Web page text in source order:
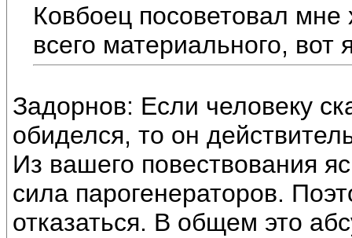
Ковбоец посоветовал мне
всего материального,
Задорнов: Если человеку
обиделся, то он
Из вашего повествования
сила парогенераторов.
отказаться. В общем это